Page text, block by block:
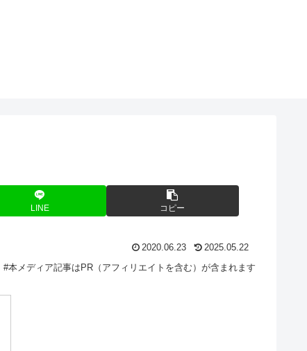
LINE コピー
2020.06.23 2025.05.22
#本メディア記事はPR（アフィリエイトを含む）が含まれます